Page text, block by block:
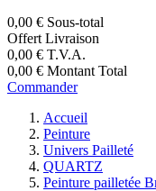
0,00 € Sous-total
Offert Livraison
0,00 € T.V.A.
0,00 € Montant Total
Commander
Accueil
Peinture
Univers Pailleté
QUARTZ
Peinture pailletée